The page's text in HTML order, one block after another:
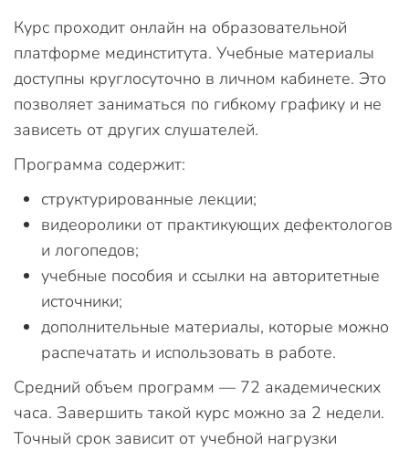
Курс проходит онлайн на образовательной
платформе мединститута. Учебные материалы
доступны круглосуточно в личном кабинете. Это
позволяет заниматься по гибкому графику и не
зависеть от других слушателей.
Программа содержит:
структурированные лекции;
видеоролики от практикующих дефектологов
и логопедов;
учебные пособия и ссылки на авторитетные
источники;
дополнительные материалы, которые можно
распечатать и использовать в работе.
Средний объем программ — 72 академических
часа. Завершить такой курс можно за 2 недели.
Точный срок зависит от учебной нагрузки